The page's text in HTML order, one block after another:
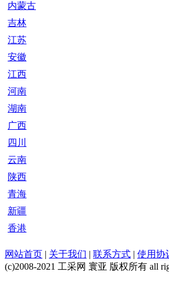
内蒙古
吉林
江苏
安徽
江西
河南
湖南
广西
四川
云南
陕西
青海
新疆
香港
网站首页 | 关于我们 | 联系方式 | 使用协
(c)2008-2021 工采网 寰亚 版权所有 all